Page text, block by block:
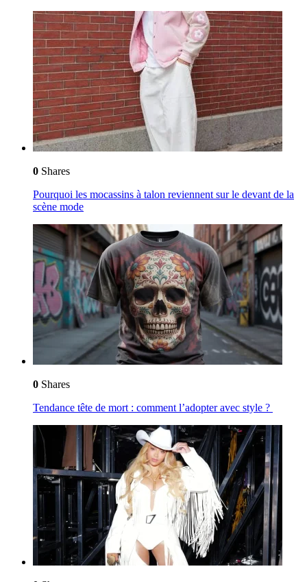
0 Shares
Pourquoi les mocassins à talon reviennent sur le devant de la
scène mode
0 Shares
Tendance tête de mort : comment l’adopter avec style ?